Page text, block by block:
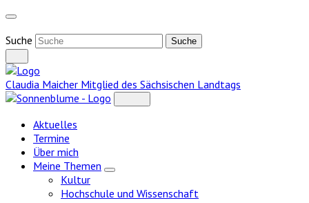
Weiter
Inhalt
Suche
Claudia Maicher Mitglied des Sächsischen Landtags
Aktuelles
Termine
Über mich
Meine Themen
Zeige
Kultur
Hochschule und Wissenschaft